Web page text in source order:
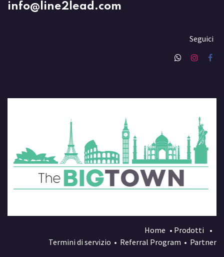
info@line2lead.com
Seguici
Home • Prodotti
•
Termini di servizio • Referral Program • Partner